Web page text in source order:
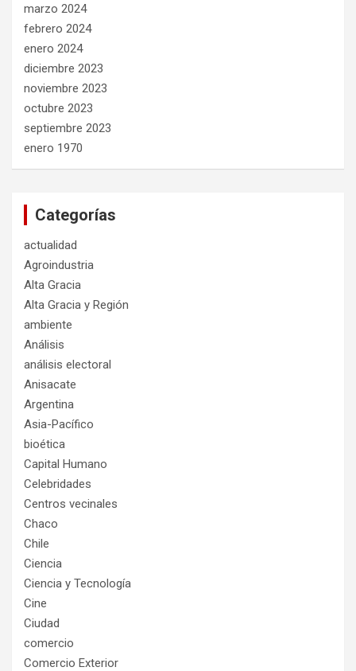
marzo 2024
febrero 2024
enero 2024
diciembre 2023
noviembre 2023
octubre 2023
septiembre 2023
enero 1970
Categorías
actualidad
Agroindustria
Alta Gracia
Alta Gracia y Región
ambiente
Análisis
análisis electoral
Anisacate
Argentina
Asia-Pacífico
bioética
Capital Humano
Celebridades
Centros vecinales
Chaco
Chile
Ciencia
Ciencia y Tecnología
Cine
Ciudad
comercio
Comercio Exterior